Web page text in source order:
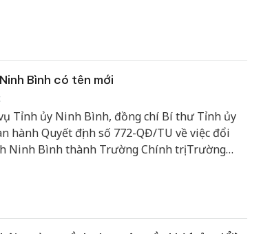
Bình có tên mới
Tỉnh ủy Ninh Bình, đồng chí Bí thư Tỉnh ủy
hành Quyết định số 772-QĐ/TU về việc đổi
Ninh Bình thành Trường Chính trị Trường